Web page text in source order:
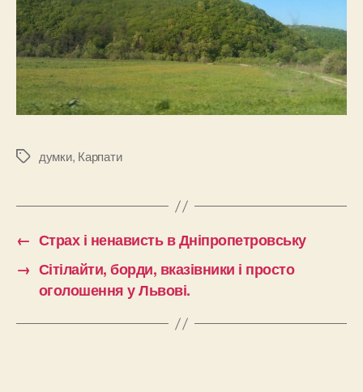
Позначки
думки, Карпати
← Страх і ненависть в Дніпропетровську
→ Сітілайти, борди, вказівники і просто
оголошення у Львові.